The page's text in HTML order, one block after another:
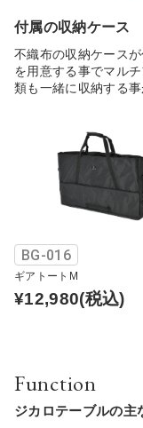
付属の収納ケース
不織布の収納ケース
を用意する事でマル
類も一緒に収納する事
BG-016
ギアトートM
¥12,980(税込)
Function
ジカロテーブルの主